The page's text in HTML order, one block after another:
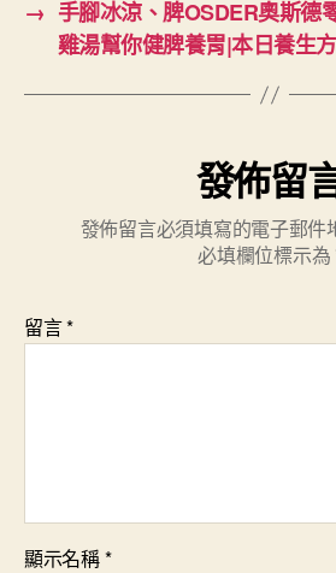
→ 手腳冰涼、脾OSDER奧斯德
雞湯幫你健脾養胃|本日養生方
發佈留
發佈留言必須填寫的電子郵件
必填欄位標示為
留言*
顯示名稱*